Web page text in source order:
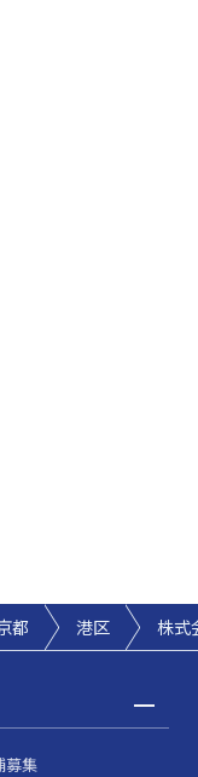
都 港区 株式
募集